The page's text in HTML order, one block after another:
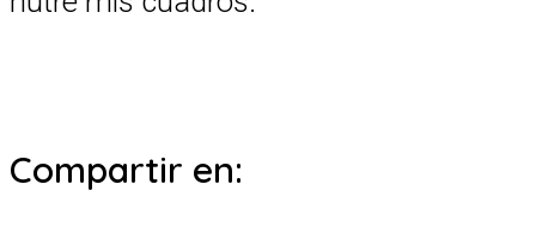
Compartir en: